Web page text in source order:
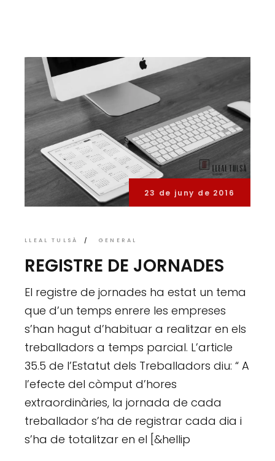
23 de juny de 2016
LLEAL TULSÀ GENERAL
REGISTRE DE JORNADES
El registre de jornades ha estat un tema
que d’un temps enrere les empreses
s’han hagut d’habituar a realitzar en els
treballadors a temps parcial. L’article
35.5 de l’Estatut dels Treballadors diu: “ A
l’efecte del còmput d’hores
extraordinàries, la jornada de cada
treballador s’ha de registrar cada dia i
s’ha de totalitzar en el [&hellip